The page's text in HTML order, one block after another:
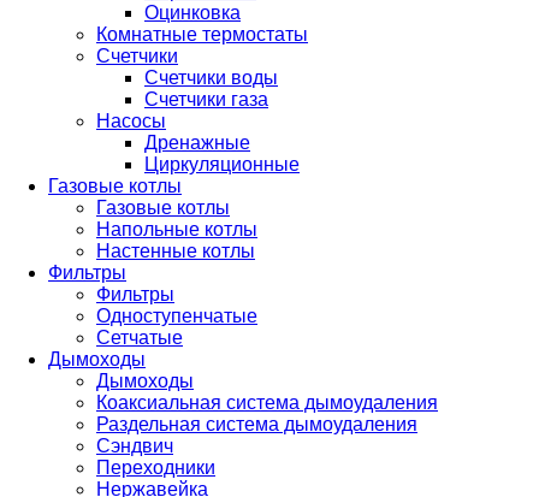
Оцинковка
Комнатные термостаты
Счетчики
Счетчики воды
Счетчики газа
Насосы
Дренажные
Циркуляционные
Газовые котлы
Газовые котлы
Напольные котлы
Настенные котлы
Фильтры
Фильтры
Одноступенчатые
Сетчатые
Дымоходы
Дымоходы
Коаксиальная система дымоудаления
Раздельная система дымоудаления
Сэндвич
Переходники
Нержавейка